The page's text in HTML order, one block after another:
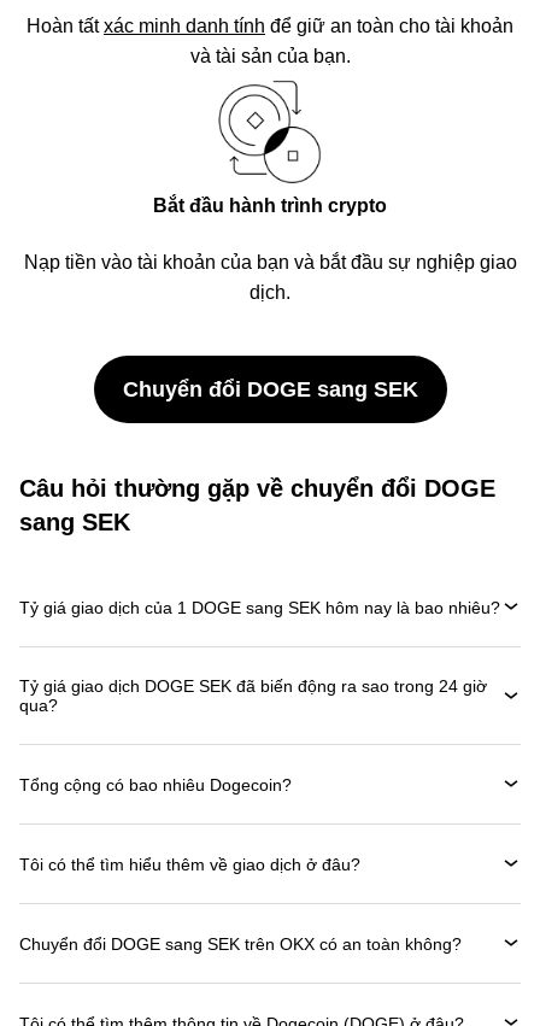
Hoàn tấtxác minh danh tính để giữ an toàn cho tài khoản
và tài sản của bạn.
Bắt đầu hành trình crypto
Nạp tiền vào tài khoản của bạn và bắt đầu sự nghiệp giao
dịch.
Chuyển đổi DOGE sang SEK
Câu hỏi thường gặp về chuyển đổi DOGE
sang SEK
Tỷ giá giao dịch của 1 DOGE sang SEK hôm nay là bao nhiêu?
Tỷ giá giao dịch DOGE SEK đã biến động ra sao trong 24 giờ
qua?
Tổng cộng có bao nhiêu Dogecoin?
Tôi có thể tìm hiểu thêm về giao dịch ở đâu?
Chuyển đổi DOGE sang SEK trên OKX có an toàn không?